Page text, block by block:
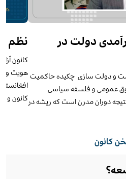
و آینده‌ی افغانستان
«نگاه ژرف؛ در گستره‌ی سیاست، تاریخ،
جدید، زباله‌دان امنیتی و آینده‌ی
عرفان نویسنده، پژوهشگر و عضو رهبری
با به ‌قدرت رسیدن دوباره‌ی گروه